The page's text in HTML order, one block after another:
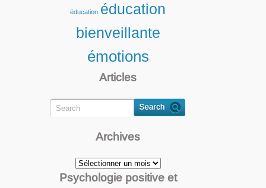
éducation éducation
bienveillante
émotions
Articles
Archives
Archives
Psychologie positive et